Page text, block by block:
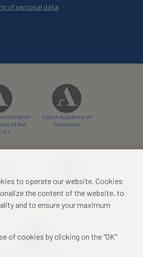
of personal data
of the
v. i.
Czech Academy of
Sciences
centre
konferenční centrum
to operate our website. Cookies
the content of the website, to
and to ensure your maximum
of cookies by clicking on the "OK"